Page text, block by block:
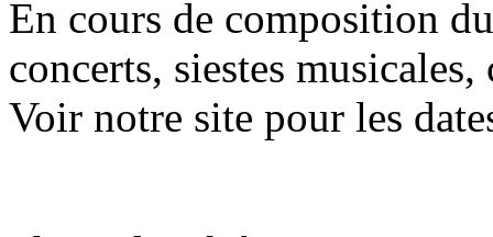
En cours de composition
concerts, siestes
Voir notre site pour les